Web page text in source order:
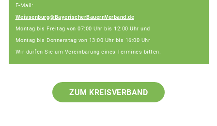
E-Mail:
Weissenburg@BayerischerBauernVerband.de
Montag bis Freitag von 07:00 Uhr bis 12:00 Uhr und
Montag bis Donnerstag von 13:00 Uhr bis 16:00 Uhr
Wir dürfen Sie um Vereinbarung eines Termines bitten.
ZUM KREISVERBAND